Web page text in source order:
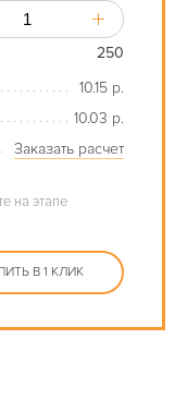
250
10.15 р.
10.03 р.
Заказать расчет
на этапе
В 1 КЛИК